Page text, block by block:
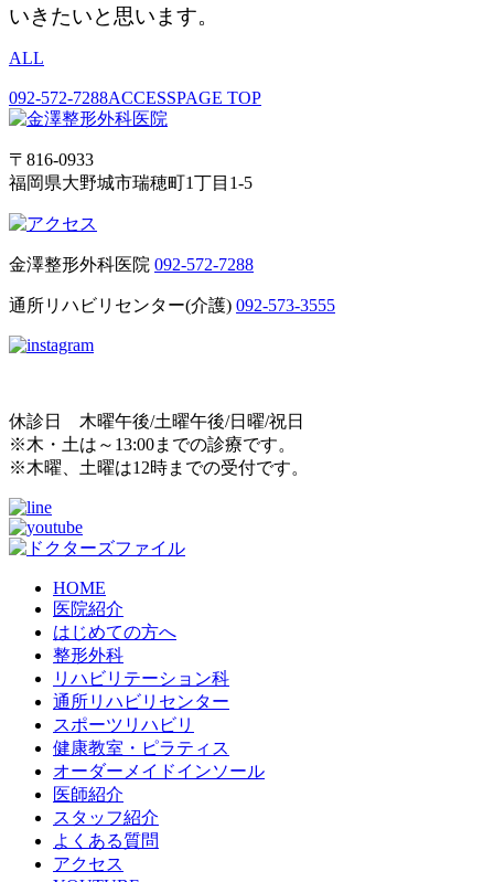
いきたいと思います。
ALL
092-572-7288ACCESSPAGE TOP
〒816-0933
福岡県大野城市瑞穂町1丁目1-5
金澤整形外科医院 092-572-7288
通所リハビリセンター(介護) 092-573-3555
休診日 木曜午後/土曜午後/日曜/祝日
※木・土は～13:00までの診療です。
※木曜、土曜は12時までの受付です。
HOME
医院紹介
はじめての方へ
整形外科
リハビリテーション科
通所リハビリセンター
スポーツリハビリ
健康教室・ピラティス
オーダーメイドインソール
医師紹介
スタッフ紹介
よくある質問
アクセス